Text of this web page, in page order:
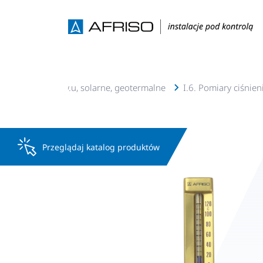
c.o., c.w.u, solarne, geotermalne I.6. Pomiary
Przeglądaj katalog produktów